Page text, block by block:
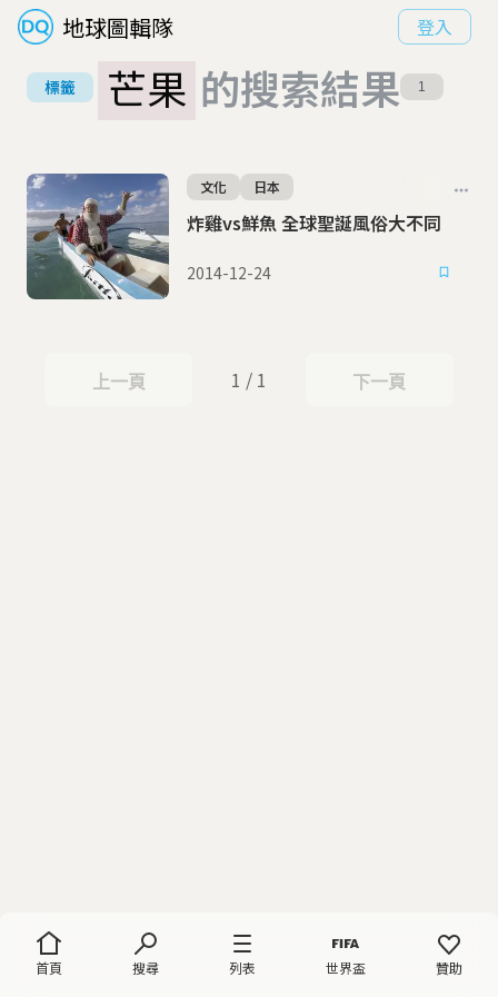
地球圖輯隊 登入
首頁 搜尋 列表 世界盃 贊助
標籤 芒果 的搜索結果 1
炸雞vs鮮魚 全球聖誕風俗大不同
文化 日本
2014-12-24
上一頁
上一頁 1 / 1 下一頁
下一頁